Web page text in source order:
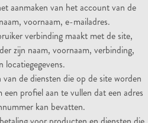
aanmaken van het account van de
voornaam, e-mailadres.
verbinding maakt met de site,
zijn naam, voornaam, verbinding,
locatiegegevens.
de diensten die op de site worden
​​profiel aan te vullen dat een adres
kan bevatten.